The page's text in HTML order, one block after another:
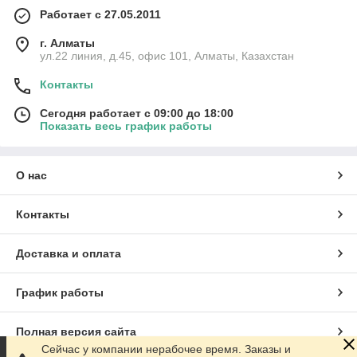
Работает с 27.05.2011
г. Алматы
ул.22 линия, д.45, офис 101, Алматы, Казахстан
Контакты
Сегодня работает с 09:00 до 18:00
Показать весь график работы
О нас
Контакты
Доставка и оплата
График работы
Полная версия сайта
Сейчас у компании нерабочее время. Заказы и